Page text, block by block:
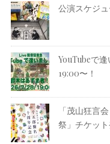
公演スケジュ
YouTubeで逢
19:00〜！
「茂山狂言
祭」チケッ